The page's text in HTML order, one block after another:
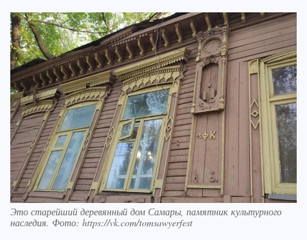
Это старейший деревянный дом Самары, памятник культурного
наследия. Фото: https://vk.com/tomsawyerfest